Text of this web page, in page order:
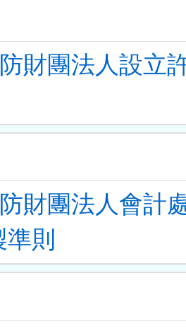
財團法人設立
財團法人會計
則